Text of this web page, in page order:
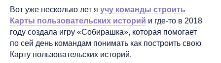
Вот уже несколько лет я учу команды строить
Карты пользовательских историй и где-то в 2018
году создала игру «Собирашка», которая помогает
по сей день командам понимать как построить свою
Карту пользовательских историй.